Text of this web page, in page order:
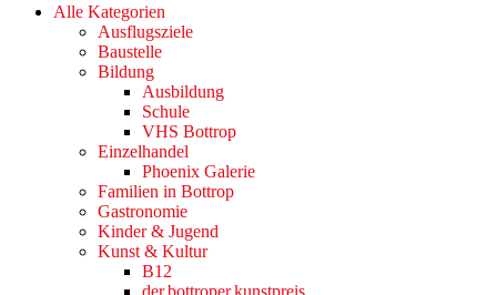
Alle Kategorien
Ausflugsziele
Baustelle
Bildung
Ausbildung
Schule
VHS Bottrop
Einzelhandel
Phoenix Galerie
Familien in Bottrop
Gastronomie
Kinder & Jugend
Kunst & Kultur
B12
der.bottroper.kunstpreis